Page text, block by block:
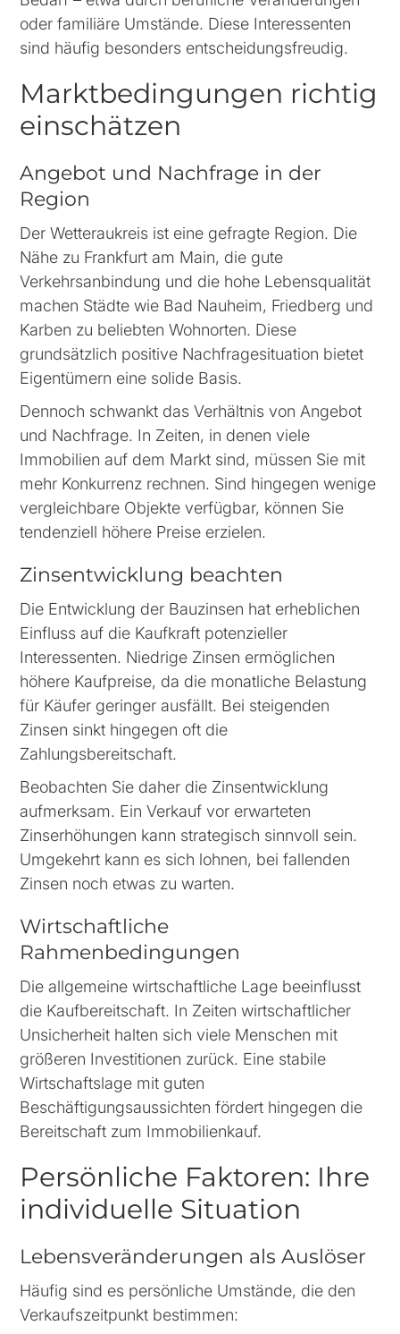
oder familiäre Umstände. Diese Interessenten
sind häufig besonders entscheidungsfreudig.
Marktbedingungen richtig
einschätzen
Angebot und Nachfrage in der
Region
Der Wetteraukreis ist eine gefragte Region. Die
Nähe zu Frankfurt am Main, die gute
Verkehrsanbindung und die hohe Lebensqualität
machen Städte wie Bad Nauheim, Friedberg und
Karben zu beliebten Wohnorten. Diese
grundsätzlich positive Nachfragesituation bietet
Eigentümern eine solide Basis.
Dennoch schwankt das Verhältnis von Angebot
und Nachfrage. In Zeiten, in denen viele
Immobilien auf dem Markt sind, müssen Sie mit
mehr Konkurrenz rechnen. Sind hingegen wenige
vergleichbare Objekte verfügbar, können Sie
tendenziell höhere Preise erzielen.
Zinsentwicklung beachten
Die Entwicklung der Bauzinsen hat erheblichen
Einfluss auf die Kaufkraft potenzieller
Interessenten. Niedrige Zinsen ermöglichen
höhere Kaufpreise, da die monatliche Belastung
für Käufer geringer ausfällt. Bei steigenden
Zinsen sinkt hingegen oft die
Zahlungsbereitschaft.
Beobachten Sie daher die Zinsentwicklung
aufmerksam. Ein Verkauf vor erwarteten
Zinserhöhungen kann strategisch sinnvoll sein.
Umgekehrt kann es sich lohnen, bei fallenden
Zinsen noch etwas zu warten.
Wirtschaftliche
Rahmenbedingungen
Die allgemeine wirtschaftliche Lage beeinflusst
die Kaufbereitschaft. In Zeiten wirtschaftlicher
Unsicherheit halten sich viele Menschen mit
größeren Investitionen zurück. Eine stabile
Wirtschaftslage mit guten
Beschäftigungsaussichten fördert hingegen die
Bereitschaft zum Immobilienkauf.
Persönliche Faktoren: Ihre
individuelle Situation
Lebensveränderungen als Auslöser
Häufig sind es persönliche Umstände, die den
Verkaufszeitpunkt bestimmen: